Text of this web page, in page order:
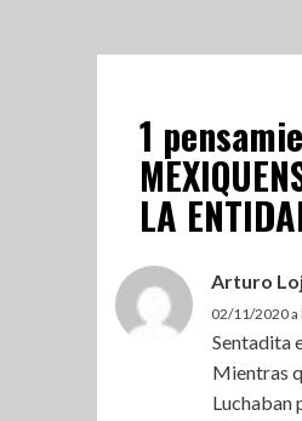
1
LA
Arturo
02/11/2020 a
Sentadita
Mientras
Luchaban